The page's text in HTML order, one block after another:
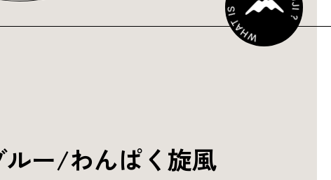
ルー/わんぱく旋風